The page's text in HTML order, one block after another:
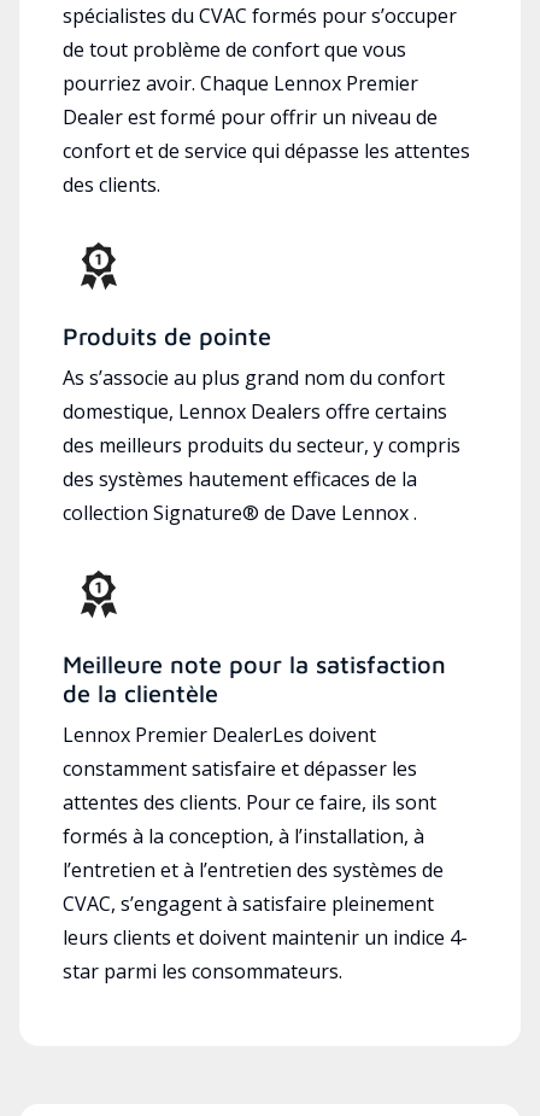
spécialistes du CVAC formés pour s’occuper
de tout problème de confort que vous
pourriez avoir. Chaque Lennox Premier
Dealer est formé pour offrir un niveau de
confort et de service qui dépasse les attentes
des clients.
Produits de pointe
As s’associe au plus grand nom du confort
domestique, Lennox Dealers offre certains
des meilleurs produits du secteur, y compris
des systèmes hautement efficaces de la
collection Signature® de Dave Lennox .
Meilleure note pour la satisfaction
de la clientèle
Lennox Premier DealerLes doivent
constamment satisfaire et dépasser les
attentes des clients. Pour ce faire, ils sont
formés à la conception, à l’installation, à
l’entretien et à l’entretien des systèmes de
CVAC, s’engagent à satisfaire pleinement
leurs clients et doivent maintenir un indice 4-
star parmi les consommateurs.